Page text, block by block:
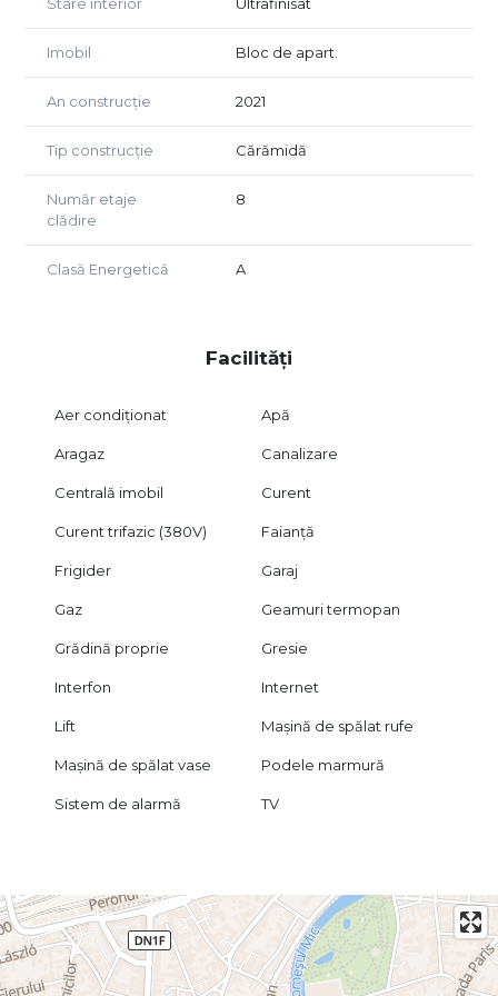
Imobil Bloc de apart.
An construcție 2021
Tip construcție Cărămidă
Număr etaje
clădire
8
Clasă Energetică A
Facilități
Aer condiționat Apă
Aragaz Canalizare
Centrală imobil Curent
Curent trifazic (380V) Faianță
Frigider Garaj
Gaz Geamuri termopan
Grădină proprie Gresie
Interfon Internet
Lift Mașină de spălat rufe
Mașină de spălat vase Podele marmură
Sistem de alarmă TV